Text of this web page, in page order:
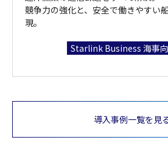
競争力の強化と、安全で働きやすい
現。
Starlink Business 海事
導入事例一覧を見